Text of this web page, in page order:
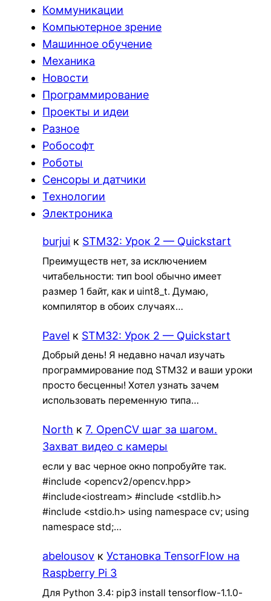
Коммуникации
Компьютерное зрение
Машинное обучение
Механика
Новости
Программирование
Проекты и идеи
Разное
Робософт
Роботы
Сенсоры и датчики
Технологии
Электроника
burjui к STM32: Урок 2 — Quickstart
Преимуществ нет, за исключением
читабельности: тип bool обычно имеет
размер 1 байт, как и uint8_t. Думаю,
компилятор в обоих случаях…
Pavel к STM32: Урок 2 — Quickstart
Добрый день! Я недавно начал изучать
программирование под STM32 и ваши уроки
просто бесценны! Хотел узнать зачем
использовать переменную типа…
North к7. OpenCV шаг за шагом.
Захват видео с камеры
если у вас черное окно попробуйте так.
#include <opencv2/opencv.hpp>
#include<iostream> #include <stdlib.h>
#include <stdio.h> using namespace cv; using
namespace std;…
abelousov кУстановка TensorFlow на
Raspberry Pi 3
Для Python 3.4: pip3 install tensorflow-1.1.0-